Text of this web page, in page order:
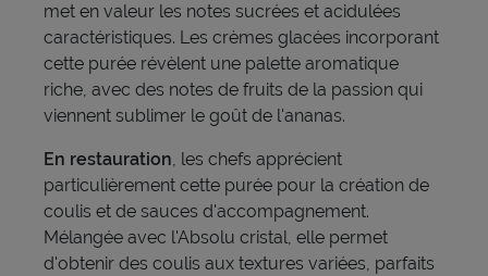
met en valeur les notes sucrées et acidulées
caractéristiques. Les crèmes glacées incorporant
cette purée révèlent une palette aromatique
riche, avec des notes de fruits de la passion qui
viennent sublimer le goût de l'ananas.
En restauration, les chefs apprécient
particulièrement cette purée pour la création de
coulis et de sauces d'accompagnement.
Mélangée avec l'Absolu cristal, elle permet
d'obtenir des coulis aux textures variées, parfaits